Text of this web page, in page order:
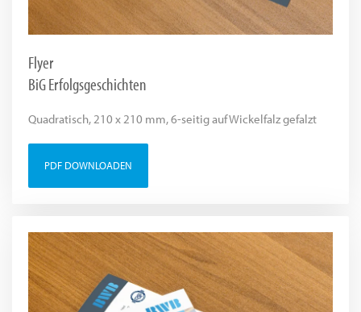
Flyer
BiG Erfolgsgeschichten
Quadratisch, 210 x 210 mm, 6-seitig auf Wickelfalz gefalzt
PDF DOWNLOADEN